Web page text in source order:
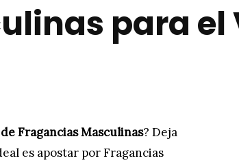
para el
Fragancias Masculinas? Deja
es apostar por Fragancias